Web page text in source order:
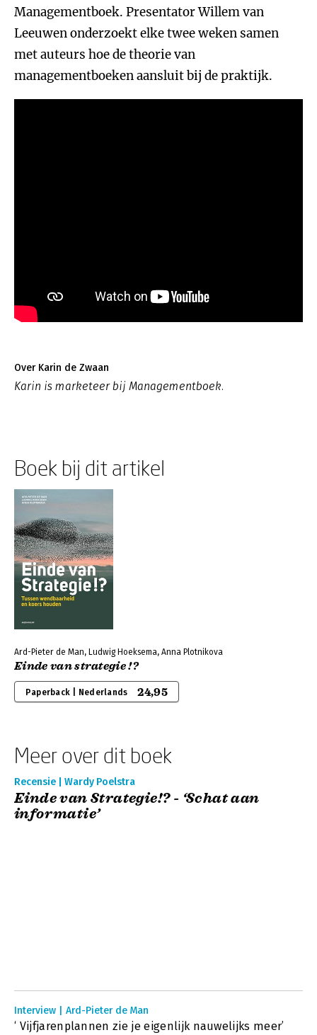
Managementboek. Presentator Willem van
Leeuwen onderzoekt elke twee weken samen
met auteurs hoe de theorie van
managementboeken aansluit bij de praktijk.
Over Karin de Zwaan
Karin is marketeer bij Managementboek.
Boek bij dit artikel
Ard-Pieter de Man, Ludwig Hoeksema, Anna Plotnikova
Einde van strategie !?
Paperback | Nederlands 24,95
Meer over dit boek
Recensie | Wardy Poelstra
Einde van Strategie!? - ‘Schat aan
informatie’
Interview | Ard-Pieter de Man
‘ Vijfjarenplannen zie je eigenlijk nauwelijks meer’